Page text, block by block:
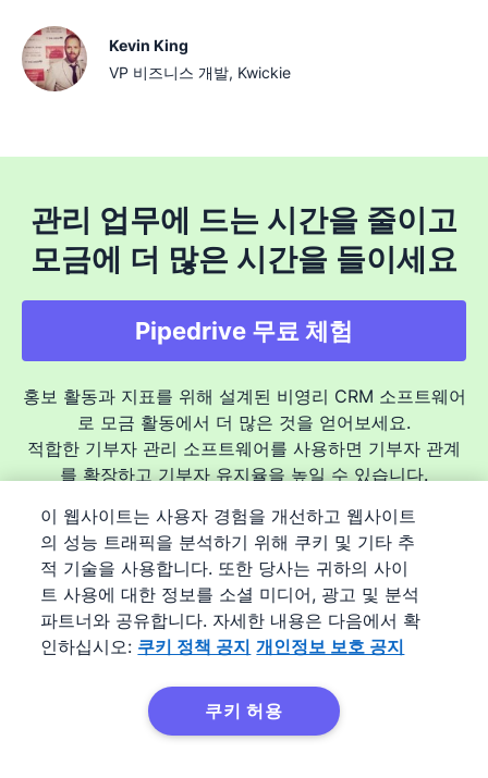
Kevin King
VP 비즈니스 개발, Kwickie
관리 업무에 드는 시간을 줄이고
모금에 더 많은 시간을 들이세요
Pipedrive 무료 체험
홍보 활동과 지표를 위해 설계된 비영리 CRM 소프트웨어
로 모금 활동에서 더 많은 것을 얻어보세요.
적합한 기부자 관리 소프트웨어를 사용하면 기부자 관계
를 확장하고 기부자 유지율을 높일 수 있습니다.
14일 체험판. 무료. 전체 기능 액세스. 신용카드 정보는 필요하지
않습니다.
이 웹사이트는 사용자 경험을 개선하고 웹사이트
의 성능 트래픽을 분석하기 위해 쿠키 및 기타 추
적 기술을 사용합니다. 또한 당사는 귀하의 사이
트 사용에 대한 정보를 소셜 미디어, 광고 및 분석
파트너와 공유합니다. 자세한 내용은 다음에서 확
인하십시오: 쿠키 정책 공지 개인정보 보호 공지
쿠키 허용